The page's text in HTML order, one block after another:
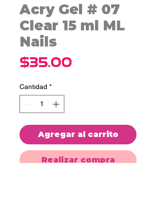
Acry Gel # 07
Clear 15 ml ML
Nails
$35.00
Cantidad *
Agregar al carrito
Realizar compra